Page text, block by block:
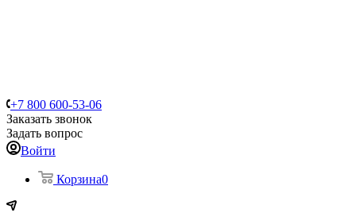
+7 800 600-53-06
Заказать звонок
Задать вопрос
Войти
Корзина0